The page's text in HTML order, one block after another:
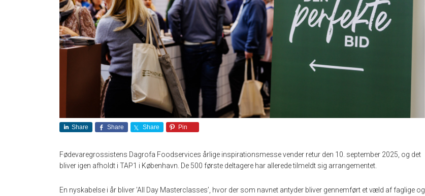
Share Share Share Pin
Fødevaregrossistens Dagrofa Foodservices årlige inspirationsmesse vender retur den 10. september 2025, og det
bliver igen afholdt i TAP1 i København. De 500 første deltagere har allerede tilmeldt sig arrangementet.
En nyskabelse i år bliver ’All Day Masterclasses’, hvor der som navnet antyder bliver gennemført et væld af faglige og